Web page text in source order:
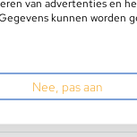
Controllers zijn
270 Watt Max
van advertenties en
kunnen worden
Nee, pas aan